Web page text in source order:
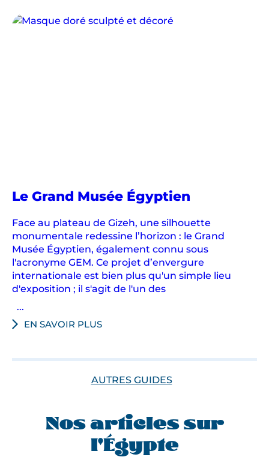
Le Grand Musée Égyptien
Face au plateau de Gizeh, une silhouette
monumentale redessine l’horizon : le Grand
Musée Égyptien, également connu sous
l'acronyme GEM. Ce projet d’envergure
internationale est bien plus qu'un simple lieu
d'exposition ; il s'agit de l'un des
...
EN SAVOIR PLUS
AUTRES GUIDES
Nos articles sur
l'Égypte